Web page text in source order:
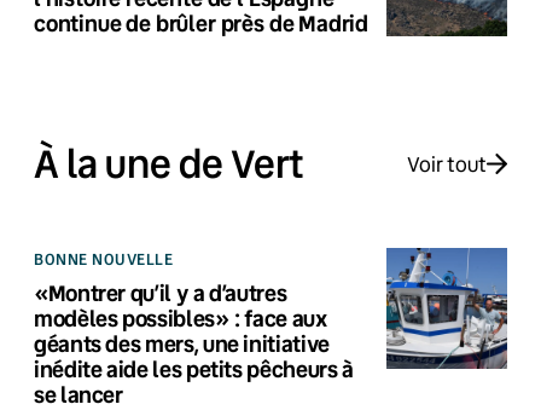
continue de brûler près de Madrid
À la une de Vert Voir tout
BONNE NOUVELLE
«Montrer qu’il y a d’autres
modèles possibles» : face aux
géants des mers, une initiative
inédite aide les petits pêcheurs à
se lancer